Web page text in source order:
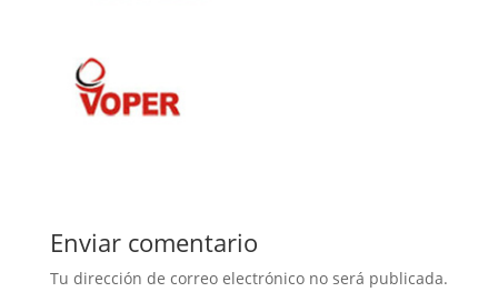
Enviar comentario
Tu dirección de correo electrónico no será publicada.